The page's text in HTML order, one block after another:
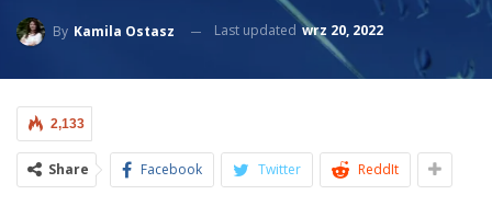
By Kamila Ostasz Last updated wrz 20, 2022
2,133
Share Facebook Twitter ReddIt